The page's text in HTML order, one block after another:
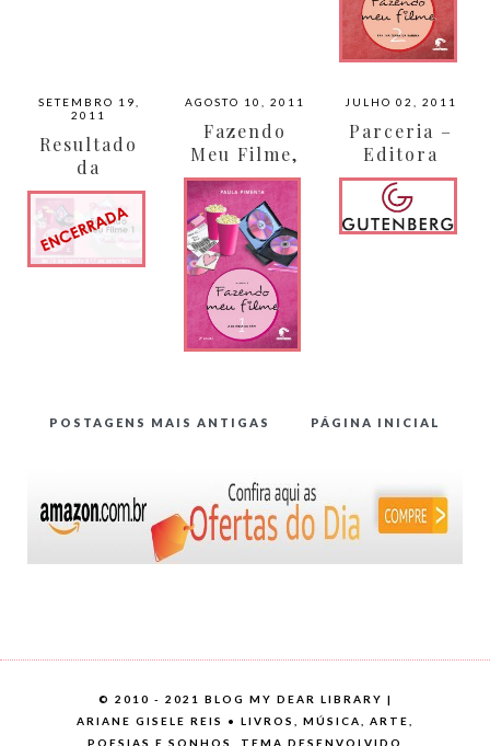
SETEMBRO 19,
2011
Resultado
da
Promoção –
Fazendo
meu Filme
#1
AGOSTO 10, 2011
Fazendo
Meu Filme,
a Estreia de
Fani por
Paula
Pimenta
JULHO 02, 2011
Parceria –
Editora
Gutenberg
POSTAGENS MAIS ANTIGAS PÁGINA INICIAL
© 2010 - 2021 BLOG MY DEAR LIBRARY |
ARIANE GISELE REIS • LIVROS, MÚSICA, ARTE,
POESIAS E SONHOS. TEMA DESENVOLVIDO